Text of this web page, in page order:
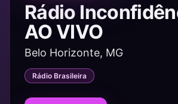
Rádio
AO VIVO
Belo Horizonte, MG
Rádio Brasileira